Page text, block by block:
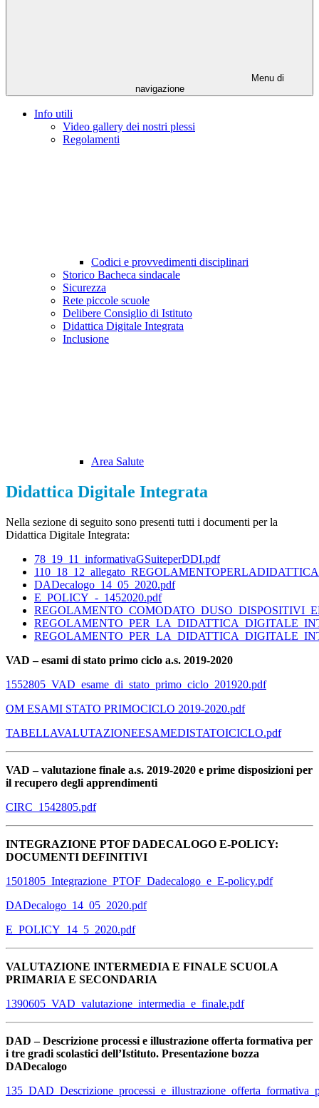
Menu di
navigazione
Info utili
Video gallery dei nostri plessi
Regolamenti
Codici e provvedimenti disciplinari
Storico Bacheca sindacale
Sicurezza
Rete piccole scuole
Delibere Consiglio di Istituto
Didattica Digitale Integrata
Inclusione
Area Salute
Didattica Digitale Integrata
Nella sezione di seguito sono presenti tutti i documenti per la
Didattica Digitale Integrata:
78_19_11_informativaGSuiteperDDI.pdf
DADecalogo_14_05_2020.pdf
E_POLICY_-_1452020.pdf
VAD – esami di stato primo ciclo a.s. 2019-2020
1552805_VAD_esame_di_stato_primo_ciclo_201920.pdf
OM ESAMI STATO PRIMOCICLO 2019-2020.pdf
TABELLAVALUTAZIONEESAMEDISTATOICICLO.pdf
VAD – valutazione finale a.s. 2019-2020 e prime disposizioni per
il recupero degli apprendimenti
CIRC_1542805.pdf
INTEGRAZIONE PTOF DADECALOGO E-POLICY:
DOCUMENTI DEFINITIVI
1501805_Integrazione_PTOF_Dadecalogo_e_E-policy.pdf
DADecalogo_14_05_2020.pdf
E_POLICY_14_5_2020.pdf
VALUTAZIONE INTERMEDIA E FINALE SCUOLA
PRIMARIA E SECONDARIA
1390605_VAD_valutazione_intermedia_e_finale.pdf
DAD – Descrizione processi e illustrazione offerta formativa per
i tre gradi scolastici dell’Istituto. Presentazione bozza
DADecalogo